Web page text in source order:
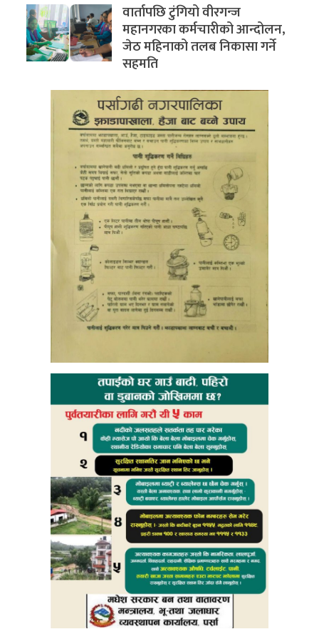
वार्तापछि टुंगियो वीरगन्ज
महानगरका कर्मचारीको आन्दोलन,
जेठ महिनाको तलब निकासा गर्ने
सहमति